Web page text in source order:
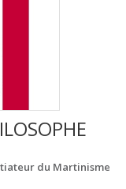
du Martinisme